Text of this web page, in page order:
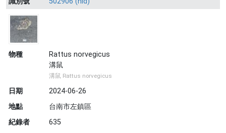
物種
Rattus norvegicus
溝鼠
溝鼠 Rattus norvegicus
日期
2024-06-26
地點
台南市左鎮區
紀錄者
635